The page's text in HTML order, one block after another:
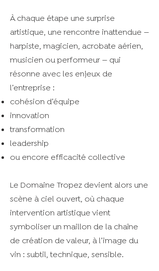
À chaque étape une surprise
artistique, une rencontre inattendue —
harpiste, magicien, acrobate aérien,
musicien ou performeur — qui
résonne avec les enjeux de
l’entreprise :
cohésion d’équipe
innovation
transformation
leadership
ou encore efficacité collective
Le Domaine Tropez devient alors une
scène à ciel ouvert, où chaque
intervention artistique vient
symboliser un maillon de la chaîne
de création de valeur, à l’image du
vin : subtil, technique, sensible.